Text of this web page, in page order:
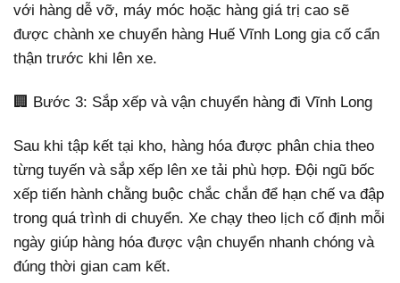
với hàng dễ vỡ, máy móc hoặc hàng giá trị cao sẽ
được chành xe chuyển hàng Huế Vĩnh Long gia cố cẩn
thận trước khi lên xe.
🏢 Bước 3: Sắp xếp và vận chuyển hàng đi Vĩnh Long
Sau khi tập kết tại kho, hàng hóa được phân chia theo
từng tuyến và sắp xếp lên xe tải phù hợp. Đội ngũ bốc
xếp tiến hành chằng buộc chắc chắn để hạn chế va đập
trong quá trình di chuyển. Xe chạy theo lịch cố định mỗi
ngày giúp hàng hóa được vận chuyển nhanh chóng và
đúng thời gian cam kết.